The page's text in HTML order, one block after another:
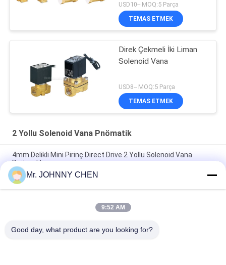
USD10-- MOQ:5 Parça
TEMAS ETMEK
Direk Çekmeli İki Liman
Solenoid Vana
USD8-- MOQ:5 Parça
TEMAS ETMEK
2 Yollu Solenoid Vana Pnömatik
4mm Delikli Mini Pirinç Direct Drive 2 Yollu Solenoid Vana
Pnömatik
Viton Seal ile 16 ~ 50mm Ağız 2/2 Pirinç Pnömatik Solenoid
Vana G1 / 2 "~ G2"
Yüksek Sıcaklık 1.5MPa Buhar için 2 Yollu Solenoid Vana
Mr. JOHNNY CHEN
9:52 AM
Good day, what product are you looking for?